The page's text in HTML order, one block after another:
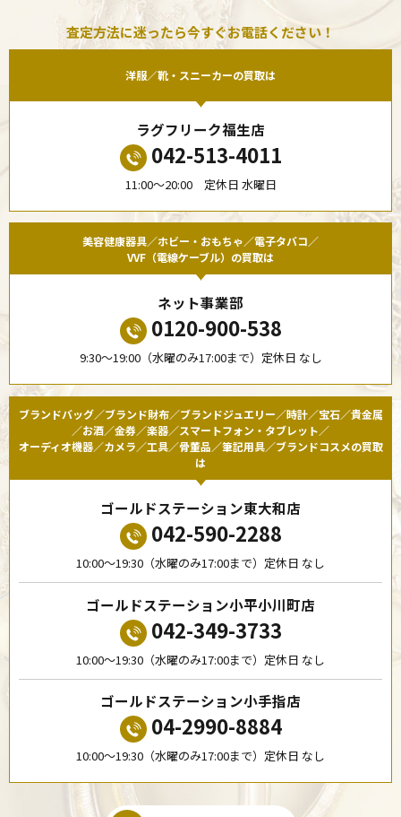
査定方法に迷ったら今すぐお電話ください！
洋服／靴・スニーカーの買取は
ラグフリーク福生店
042-513-4011
11:00〜20:00 定休日 水曜日
美容健康器具／ホビー・おもちゃ／電子タバコ／
VVF（電線ケーブル）の買取は
ネット事業部
0120-900-538
9:30〜19:00（水曜のみ17:00まで）定休日 なし
ブランドバッグ／ブランド財布／ブランドジュエリー／時計／宝石／貴金属
／お酒／金券／楽器／スマートフォン・タブレット／
オーディオ機器／カメラ／工具／骨董品／筆記用具／ブランドコスメの買取
は
ゴールドステーション東大和店
042-590-2288
10:00〜19:30（水曜のみ17:00まで）定休日 なし
ゴールドステーション小平小川町店
042-349-3733
10:00〜19:30（水曜のみ17:00まで）定休日 なし
ゴールドステーション小手指店
04-2990-8884
10:00〜19:30（水曜のみ17:00まで）定休日 なし